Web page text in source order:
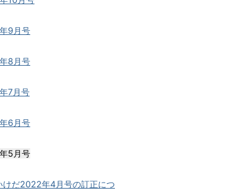
9月号
8月号
7月号
6月号
5月号
けだ2022年4月号の訂正につ